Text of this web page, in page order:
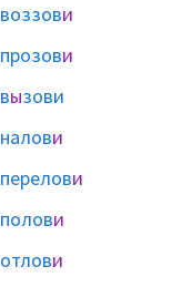
воззови
прозови
вызови
налови
перелови
полови
отлови